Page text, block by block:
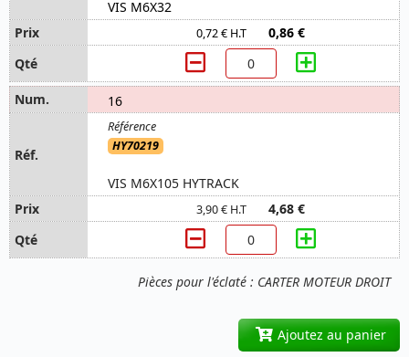
Pièces pour l'éclaté : CARTER MOTEUR DROIT
VIS M6X32
0,72 € H.T 0,86 €
16
HY70219
VIS M6X105 HYTRACK
3,90 € H.T 4,68 €
Ajoutez au panier